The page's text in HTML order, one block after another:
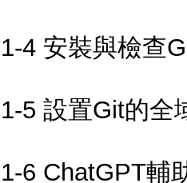
1-4 安裝與檢查
1-5 設置Git的全
1-6 ChatGPT輔